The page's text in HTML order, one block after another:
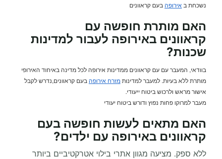
נשכחת ב אירופה בעם קראוונים
האם מותרת חופשה עם
קראוונים באירופה לעבור למדינות
שכנות?
בוודאי, המעבר עם עם קראוונים ממדינות אירופה לכל מדינה באיחוד האירופי
מותרת ללא בעיות. למעבר למדינותמזרח אירופה בעם קראוונים,נדרש לקבל
אישור מראש ולרכוש ביטוח ייעודי.
מעבר למרוקו פחות נפוץ ודורש ביטוח יעודי
האם מתאים לעשות חופשה בעם
קראוונים באירופה עם ילדים?
ללא ספק. מציעה מגוון אתרי בילוי אטרקטיביים ביותר